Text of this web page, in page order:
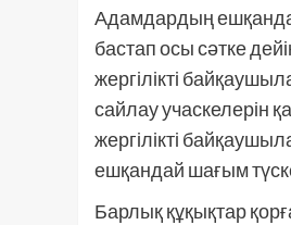
Адамдардың
бастап осы сәтке
жергілікті
сайлау
жергілікті
ешқандай шағым
Барлық құқықтар